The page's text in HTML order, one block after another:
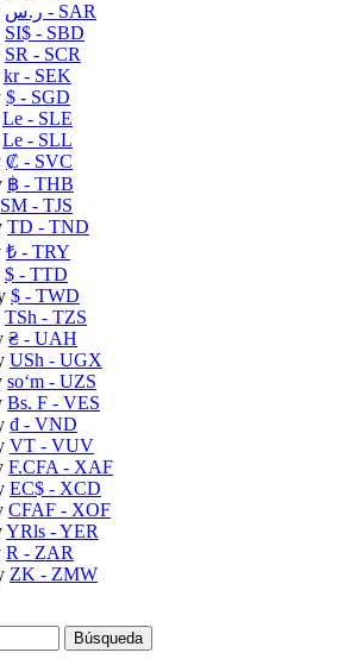
ر.س - SAR
SI$ - SBD
SR - SCR
kr- SEK
$ - SGD
Le - SLE
Le - SLL
₡ - SVC
฿ - THB
ЅМ - TJS
TD - TND
₺ - TRY
$ - TTD
$ - TWD
TSh - TZS
₴ - UAH
USh - UGX
soʻm - UZS
Bs. F - VES
₫ - VND
VT - VUV
F.CFA - XAF
EC$ - XCD
CFAF - XOF
YRls - YER
R - ZAR
ZK - ZMW
Búsqueda